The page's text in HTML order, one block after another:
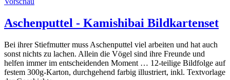
Aschenputtel - Kamishibai Bildkartenset
Bei ihrer Stiefmutter muss Aschenputtel viel arbeiten und hat auch
sonst nichts zu lachen. Allein die Vögel sind ihre Freunde und
helfen immer im entscheidenden Moment … 12-teilige Bildfolge auf
festem 300g-Karton, durchgehend farbig illustriert, inkl. Textvorlage